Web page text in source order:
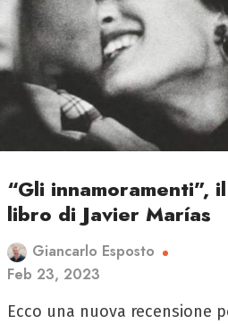
“Gli innamoramenti”, il
libro di Javier Marías
Giancarlo Esposto
Feb 23, 2023
Ecco una nuova recensione